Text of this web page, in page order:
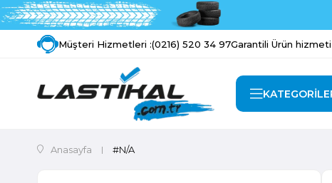
Müşteri Hizmetleri :(0216) 520 34 97Garantili Ürün hizmeti
Anasayfa #N/A